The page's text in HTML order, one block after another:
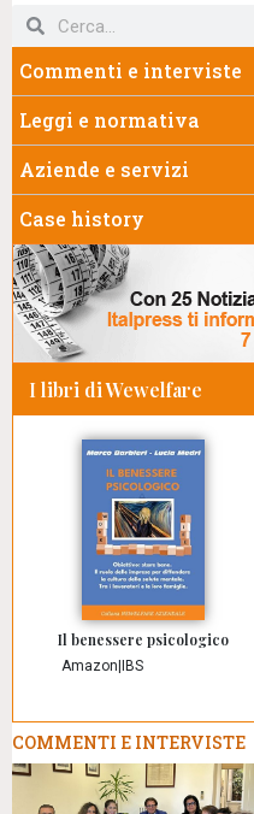
Commenti e interviste
Leggi e normativa
Aziende e servizi
Case history
I libri di Wewelfare
Il benessere psicologico
Amazon IBS
COMMENTI E INTERVISTE